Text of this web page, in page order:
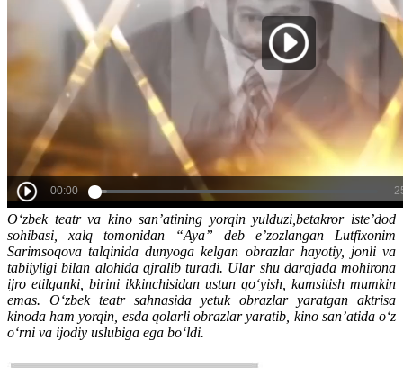
Oʻzbek teatr va kino sanʼatining yorqin yulduzi,betakror isteʼdod
sohibasi, xalq tomonidan “Aya” deb eʼzozlangan Lutfixonim
Sarimsoqova talqinida dunyoga kelgan obrazlar hayotiy, jonli va
tabiiyligi bilan alohida ajralib turadi. Ular shu darajada mohirona
ijro etilganki, birini ikkinchisidan ustun qoʻyish, kamsitish mumkin
emas. Oʻzbek teatr sahnasida yetuk obrazlar yaratgan aktrisa
kinoda ham yorqin, esda qolarli obrazlar yaratib, kino sanʼatida oʻz
oʻrni va ijodiy uslubiga ega boʻldi.